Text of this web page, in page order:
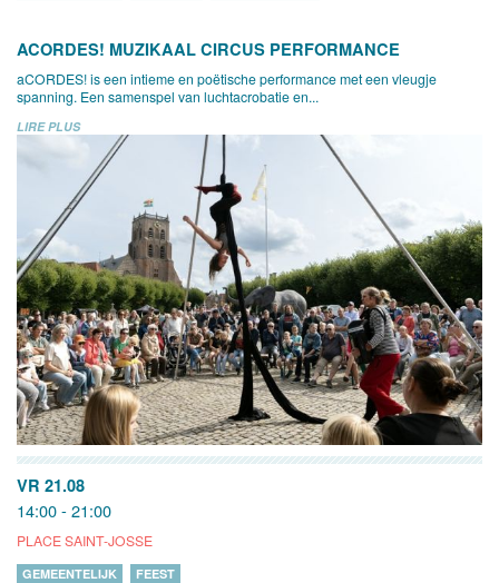
ACORDES! MUZIKAAL CIRCUS PERFORMANCE
aCORDES! is een intieme en poëtische performance met een vleugje
spanning. Een samenspel van luchtacrobatie en...
LIRE PLUS
VR 21.08
14:00 - 21:00
PLACE SAINT-JOSSE
GEMEENTELIJK FEEST